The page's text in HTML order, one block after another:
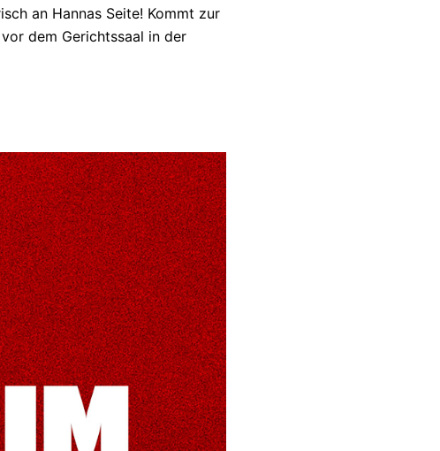
an Hannas Seite! Kommt zur
dem Gerichtssaal in der